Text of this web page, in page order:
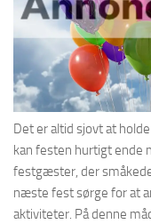
Det er altid sjovt at
kan festen hurtigt ende
festgæster, der
næste fest sørge for at
aktiviteter. På denne